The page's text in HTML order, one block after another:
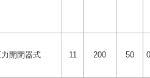
力開閉器式 11 200 50